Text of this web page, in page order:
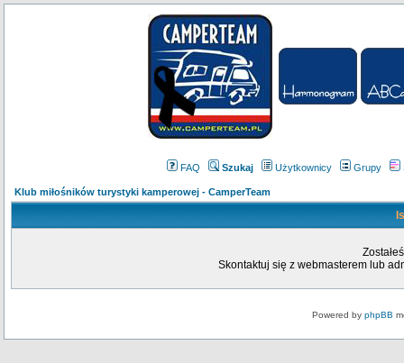
FAQ Szukaj Użytkownicy Grupy
Klub miłośników turystyki kamperowej - CamperTeam
Skontaktuj się z webmasterem lub
Powered by phpBB